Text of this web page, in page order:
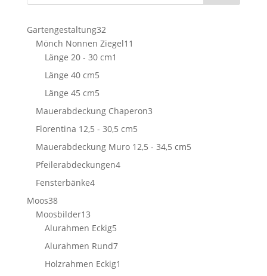
Gartengestaltung3232
Produkte
Mönch Nonnen Ziegel11
Länge 20 - 30 cm1
Länge 40 cm55
Produkte
Länge 45 cm55
Produkte
Mauerabdeckung Chaperon33
Florentina 12,5 - 30,5 cm55
Produkte
Mauerabdeckung Muro 12,5 - 34,5 cm55
Pfeilerabdeckungen44
Fensterbänke44
Moos3838
Produkte
Moosbilder1313
Produkte
Alurahmen Eckig55
Produkte
Alurahmen Rund77
Produkte
Holzrahmen Eckig1